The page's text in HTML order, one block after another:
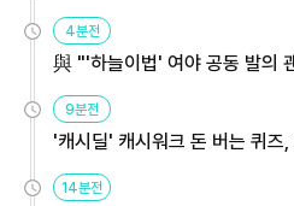
4분전
與 "'하늘이법' 여야 공동 발의
9분전
'캐시딜' 캐시워크 돈 버는 퀴즈,
14분전